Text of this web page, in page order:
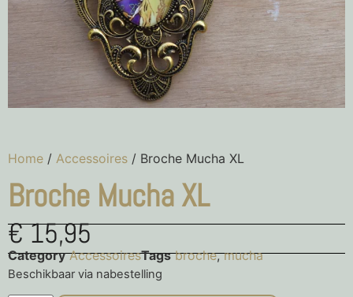
Home / Accessoires / Broche Mucha XL
Broche Mucha XL
€15,95
Category AccessoiresTags broche,mucha
Beschikbaar via nabestelling